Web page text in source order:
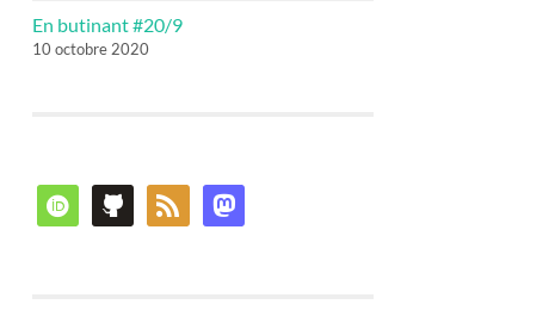
En butinant #20/9
10 octobre 2020
orcid github rss mastodon